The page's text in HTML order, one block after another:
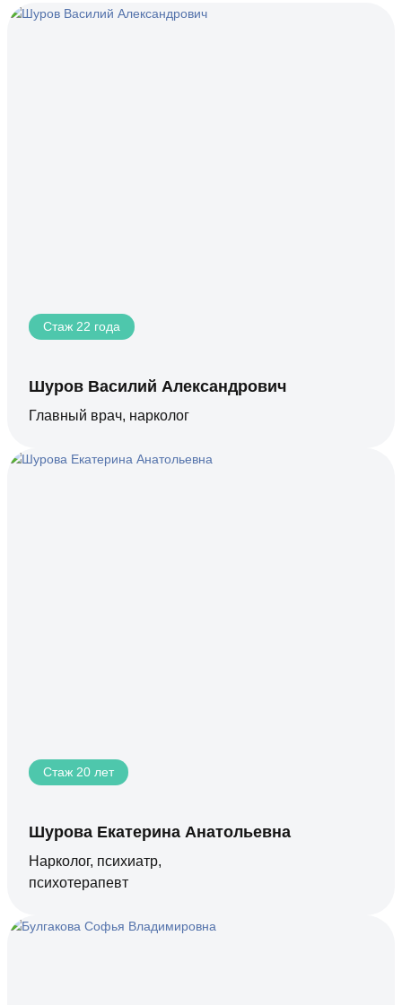
Стаж 22 года
Шуров Василий Александрович
Главный врач, нарколог
Стаж 20 лет
Шурова Екатерина Анатольевна
Нарколог, психиатр,
психотерапевт